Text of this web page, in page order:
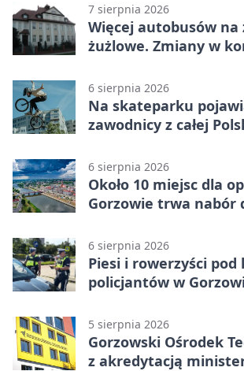
7 sierpnia 2026
Więcej autobusów na
żużlowe. Zmiany w
6 sierpnia 2026
Na skateparku
zawodnicy z całej
6 sierpnia 2026
Około 10 miejsc dla
Gorzowie trwa nabór
6 sierpnia 2026
Piesi i rowerzyści
policjantów w
5 sierpnia 2026
Gorzowski Ośrodek
z akredytacją